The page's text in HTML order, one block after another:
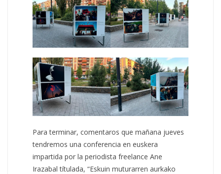
Para terminar, comentaros que mañana jueves
tendremos una conferencia en euskera
impartida por la periodista freelance Ane
Irazabal títulada, “Eskuin muturarren aurkako